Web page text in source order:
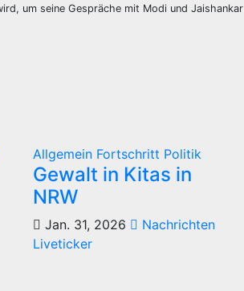
um seine Gespräche mit Modi und Jaishankar
Allgemein Fortschritt Politik
Gewalt in Kitas in
NRW
Jan. 31, 2026
Nachrichten
Liveticker